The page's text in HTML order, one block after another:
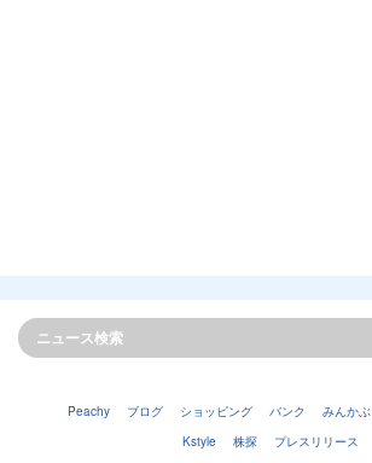
Peachy ブログ ショッピング バンク みんかぶ
Kstyle
株探 プレスリリース